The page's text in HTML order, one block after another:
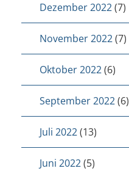
Dezember 2022(7)
November 2022(7)
Oktober 2022(6)
September 2022(6)
Juli 2022(13)
Juni 2022(5)